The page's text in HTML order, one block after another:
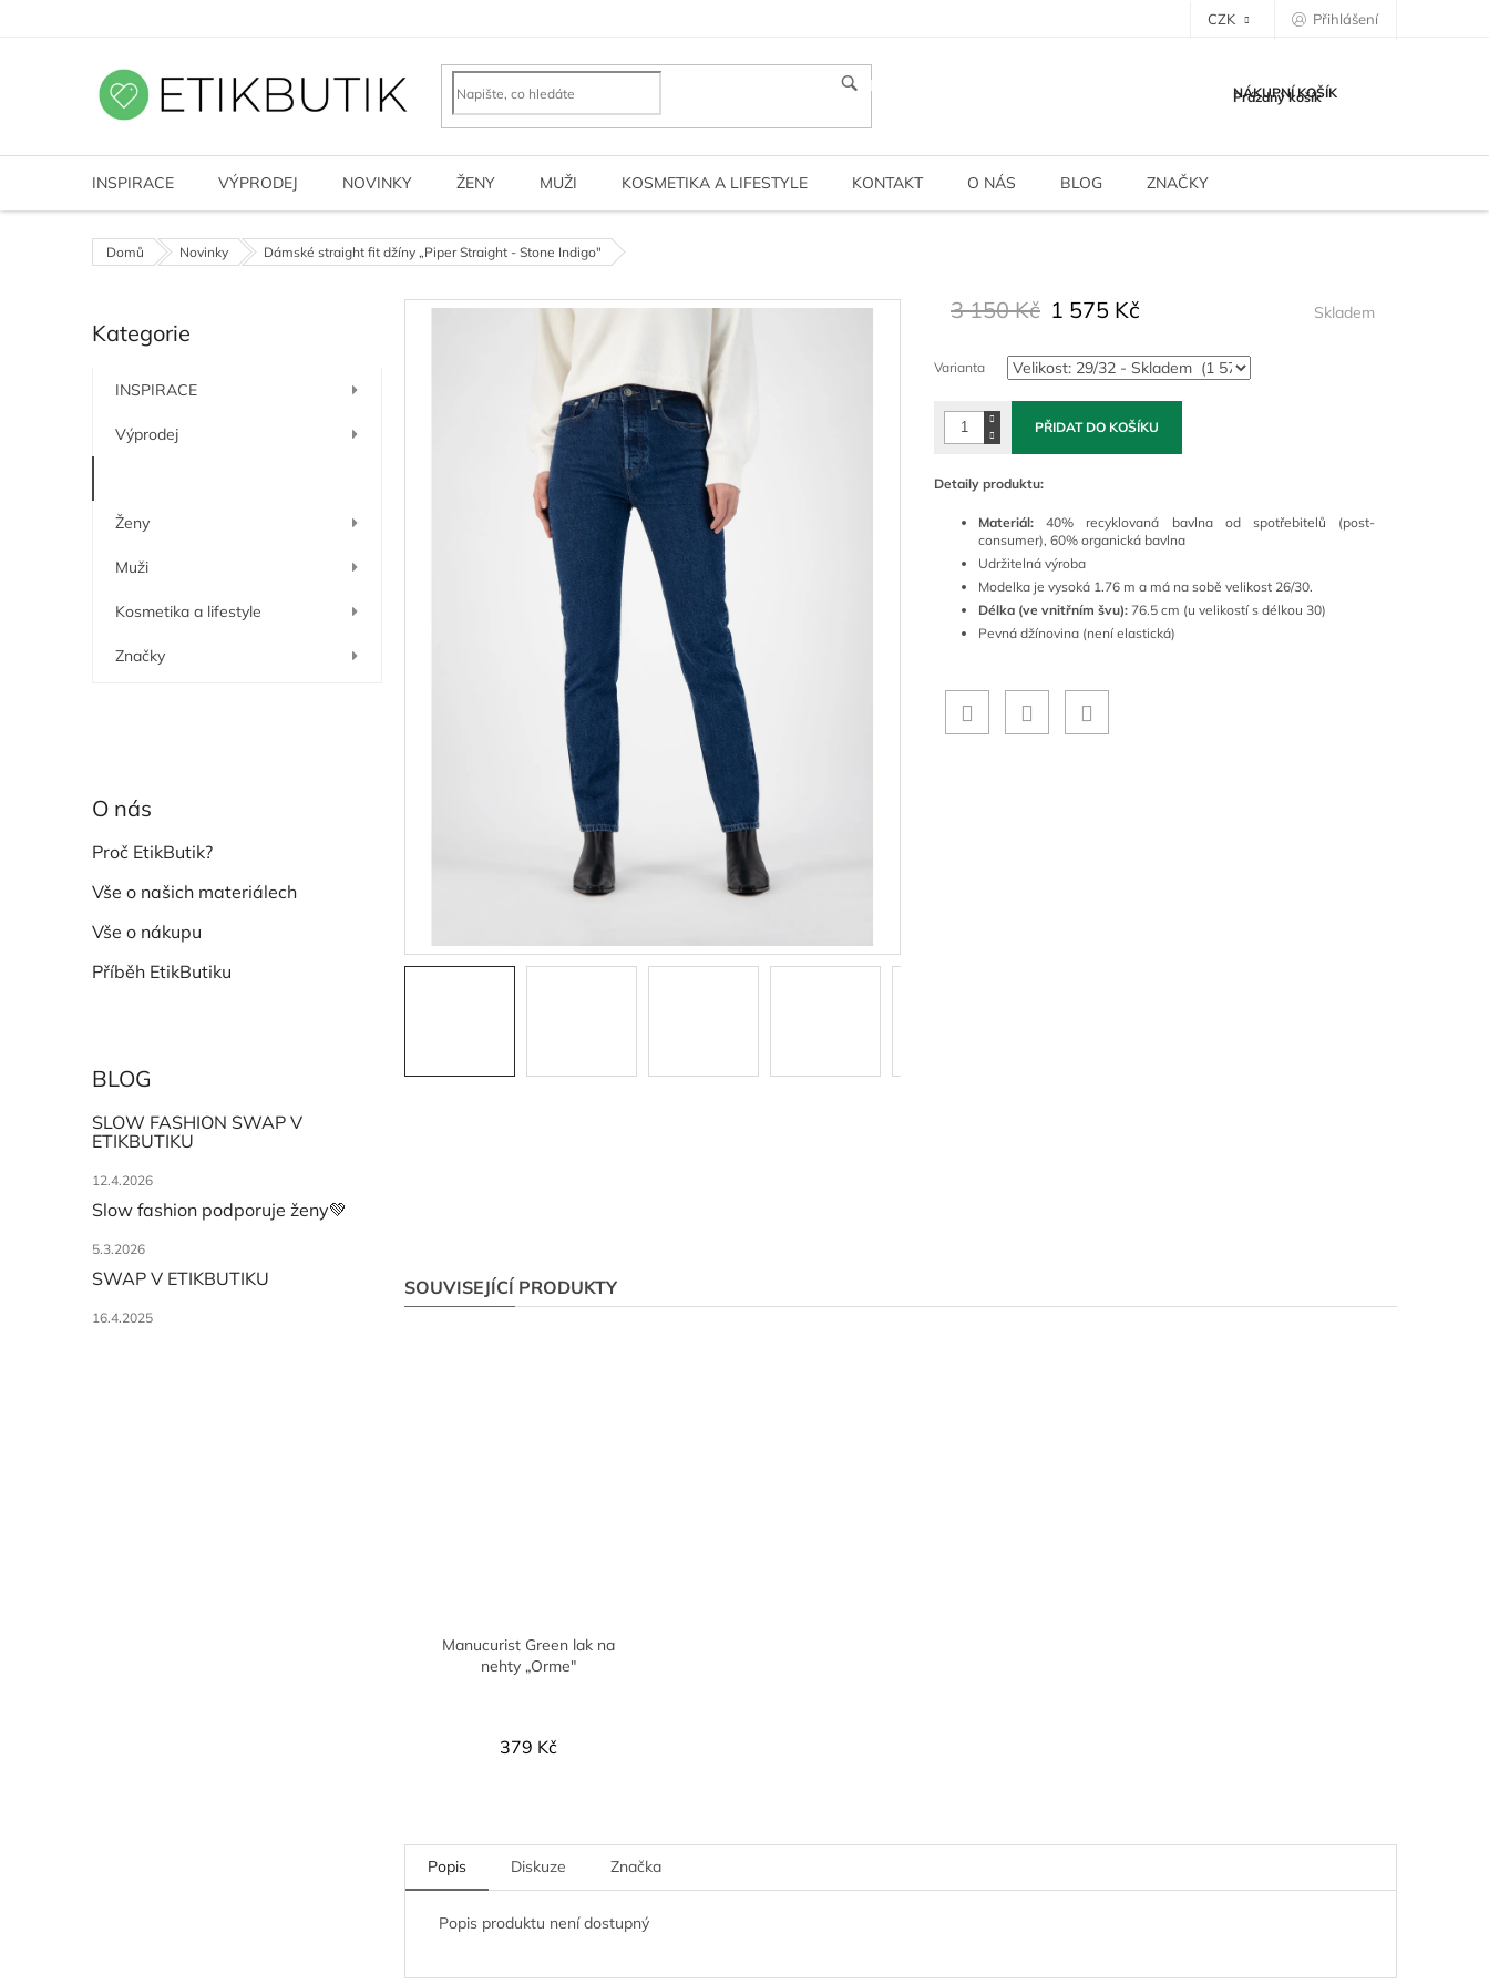
CZK Přihlášení
HLEDAT NÁKUPNÍ KOŠÍK
Prázdný košík
INSPIRACE VÝPRODEJ NOVINKY ŽENY MUŽI KOSMETIKA A LIFESTYLE KONTAKT O NÁS BLOG ZNAČKY
Domů Novinky Dámské straight fit džíny „Piper Straight - Stone Indigo"
o
n
í
Přeskočit
kategorie
Kategorie
INSPIRACE
Výprodej
Ženy
Muži
Kosmetika a lifestyle
Značky
O nás
Proč EtikButik?
Vše o našich materiálech
Vše o nákupu
Příběh EtikButiku
BLOG
SLOW FASHION SWAP V
ETIKBUTIKU
12.4.2026
Slow fashion podporuje ženy💚
5.3.2026
SWAP V ETIKBUTIKU
16.4.2025
3 150 Kč 1 575 Kč
cena:
Skladem
Varianta
PŘIDAT DO KOŠÍKU
Detaily produktu:
Materiál:40% recyklovaná bavlna od spotřebitelů (post-
consumer), 60% organická bavlna
Udržitelná výroba
Modelka je vysoká 1.76 m a má na sobě velikost 26/30.
Délka (ve vnitřním švu): 76.5 cm (u velikostí s délkou 30)
Pevná džínovina (není elastická)
SOUVISEJÍCÍ PRODUKTY
Manucurist Green lak na
nehty „Orme"
379 Kč
Popis Diskuze Značka
Popis produktu není dostupný